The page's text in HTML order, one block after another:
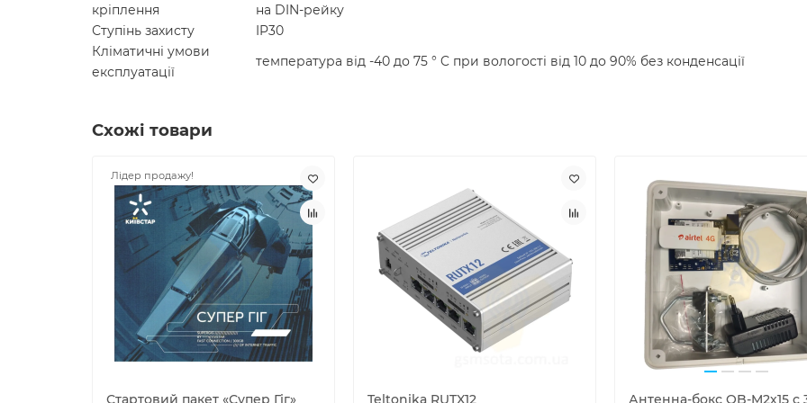
кріплення
на DIN-рейку
Ступінь захисту
IP30
Кліматичні умови
експлуатації
температура від -40 до 75 ° C при вологості від 10 до 90% без конденсації
Схожі товари
Лідер продажу!
Стартовий пакет «Супер Гіг» Teltonika RUTX12 Антенна-бокс OB-M2х15 с